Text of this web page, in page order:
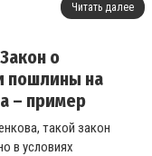
Читать далее
о
пошлины на
– пример
политики
- экперты
такой закон
в условиях